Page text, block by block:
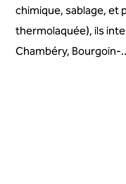
chimique, sablage, et
thermolaquée), ils
Chambéry, Bourgoin-